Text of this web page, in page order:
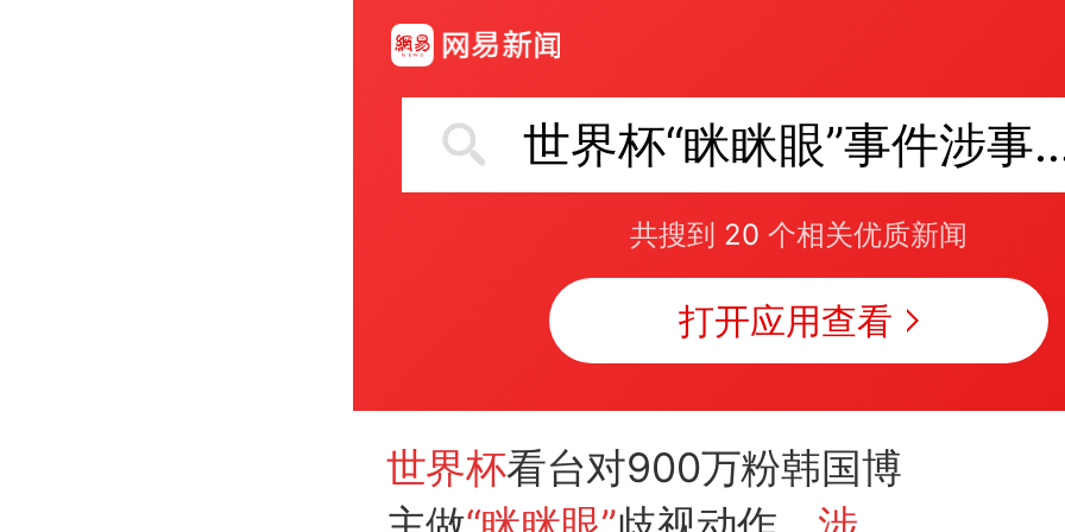
世界杯“眯眯眼”
共搜到 20 个相关优质新闻
打开应用查看
世界杯看台对900万粉韩国博